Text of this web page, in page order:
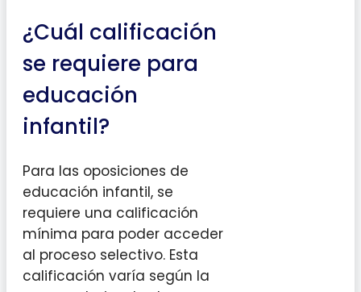
¿Cuál calificación
se requiere para
educación
infantil?
Para las oposiciones de
educación infantil, se
requiere una calificación
mínima para poder acceder
al proceso selectivo. Esta
calificación varía según la